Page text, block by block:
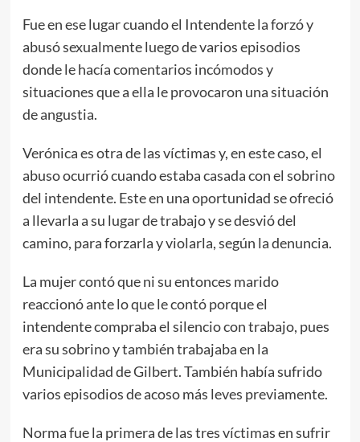
Fue en ese lugar cuando el Intendente la forzó y
abusó sexualmente luego de varios episodios
donde le hacía comentarios incómodos y
situaciones que a ella le provocaron una situación
de angustia.
Verónica es otra de las víctimas y, en este caso, el
abuso ocurrió cuando estaba casada con el sobrino
del intendente. Este en una oportunidad se ofreció
a llevarla a su lugar de trabajo y se desvió del
camino, para forzarla y violarla, según la denuncia.
La mujer contó que ni su entonces marido
reaccionó ante lo que le contó porque el
intendente compraba el silencio con trabajo, pues
era su sobrino y también trabajaba en la
Municipalidad de Gilbert. También había sufrido
varios episodios de acoso más leves previamente.
Norma fue la primera de las tres víctimas en sufrir